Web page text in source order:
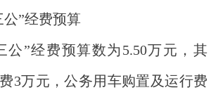
公”经费预算
公”经费预算数为5.50万元 ，其
3万元，公务用车购置及运行费